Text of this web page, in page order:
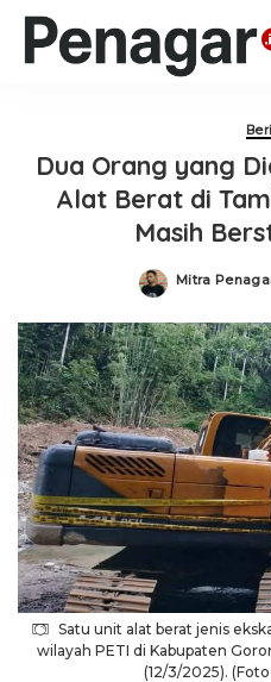
Dua Orang yang
Alat Berat di
Masih
Posted
Mitra
Satu unit alat berat jenis
wilayah PETI di Kabupaten
(12/3/2025).